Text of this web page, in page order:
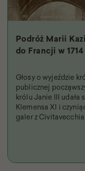
Podróż Marii
do Francji w
Głosy o wyjeździe
publicznej
królu Janie III udała
Klemensa XI i
galer z